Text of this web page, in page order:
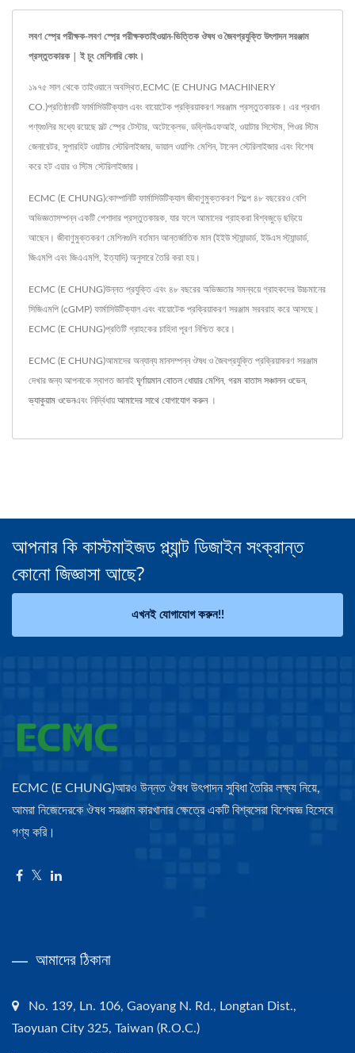
লবণ স্প্রে পরীক্ষক-লবণ স্প্রে পরীক্ষকতাইওয়ান-ভিত্তিক ঔষধ ও জৈবপ্রযুক্তি উৎপাদন সরঞ্জাম
প্রস্তুতকারক | ই চুং মেশিনারি কোং।
১৯৭৫ সাল থেকে তাইওয়ানে অবস্থিত,ECMC (E CHUNG MACHINERY
CO.)প্রতিষ্ঠানটি ফার্মাসিউটিক্যাল এবং বায়োটেক প্রক্রিয়াকরণ সরঞ্জাম প্রস্তুতকারক। এর প্রধান
পণ্যগুলির মধ্যে রয়েছে সল্ট স্প্রে টেস্টার, অটোক্লেভ, ডব্লিউএফআই, ওয়াটার সিস্টেম, পিওর স্টিম
জেনারেটর, সুপারহিট ওয়াটার স্টেরিলাইজার, ভায়াল ওয়াশিং মেশিন, টানেল স্টেরিলাইজার এবং বিশেষ
করে হট এয়ার ও স্টিম স্টেরিলাইজার।
ECMC (E CHUNG)কোম্পানিটি ফার্মাসিউটিক্যাল জীবাণুমুক্তকরণ শিল্পে ৪৮ বছরেরও বেশি
অভিজ্ঞতাসম্পন্ন একটি পেশাদার প্রস্তুতকারক, যার ফলে আমাদের গ্রাহকরা বিশ্বজুড়ে ছড়িয়ে
আছেন। জীবাণুমুক্তকরণ মেশিনগুলি বর্তমান আন্তর্জাতিক মান (ইইউ স্ট্যান্ডার্ড, ইউএস স্ট্যান্ডার্ড,
জিএমপি এবং জিএএমপি, ইত্যাদি) অনুসারে তৈরি করা হয়।
ECMC (E CHUNG)উন্নত প্রযুক্তি এবং ৪৮ বছরের অভিজ্ঞতার সমন্বয়ে গ্রাহকদের উচ্চমানের
সিজিএমপি (cGMP) ফার্মাসিউটিক্যাল এবং বায়োটেক প্রক্রিয়াকরণ সরঞ্জাম সরবরাহ করে আসছে।
ECMC (E CHUNG)প্রতিটি গ্রাহকের চাহিদা পূরণ নিশ্চিত করে।
ECMC (E CHUNG)আমাদের অন্যান্য মানসম্পন্ন ঔষধ ও জৈবপ্রযুক্তি প্রক্রিয়াকরণ সরঞ্জাম
দেখার জন্য আপনাকে স্বাগত জানাই ঘূর্ণায়মান বোতল ধোয়ার মেশিন, গরম বাতাস সঞ্চালন ওভেন,
ভ্যাকুয়াম ওভেনএবং নির্দ্বিধায় আমাদের সাথে যোগাযোগ করুন।
আপনার কি কাস্টমাইজড প্ল্যান্ট ডিজাইন সংক্রান্ত
কোনো জিজ্ঞাসা আছে?
এখনই যোগাযোগ করুন!!
ECMC (E CHUNG)আরও উন্নত ঔষধ উৎপাদন সুবিধা তৈরির লক্ষ্য নিয়ে,
আমরা নিজেদেরকে ঔষধ সরঞ্জাম কারখানার ক্ষেত্রে একটি বিশ্বসেরা বিশেষজ্ঞ হিসেবে
গণ্য করি।
আমাদের ঠিকানা
No. 139, Ln. 106, Gaoyang N. Rd., Longtan Dist.,
Taoyuan City 325, Taiwan (R.O.C.)